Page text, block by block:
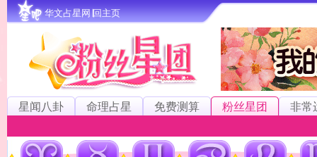
华文占星网∣回主页
星闻八卦 命理占星 免费测算 粉丝星团 非常